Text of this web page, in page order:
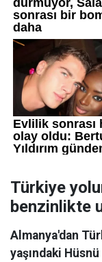
Türkiye
benzinlikte
Almanya'dan
yaşındaki